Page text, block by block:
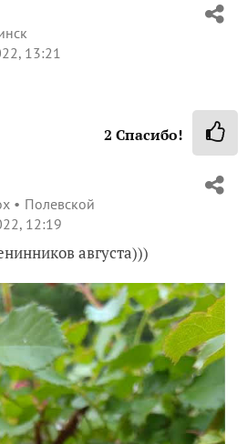
13:21
2 Спасибо!
Полевской
12:19
августа)))